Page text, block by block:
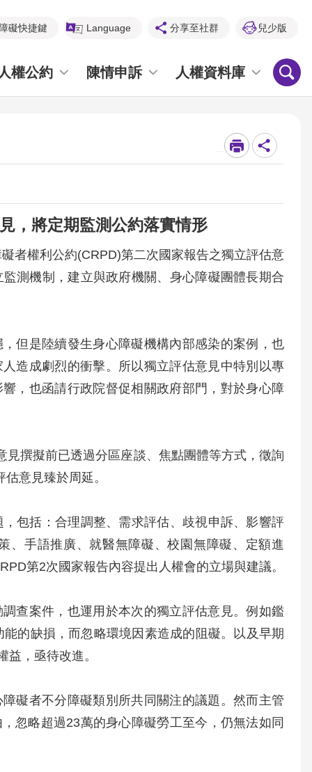
礙快捷鍵 Language 分享至社群 兒少版
權公約 陳情申訴 人權資料庫
，將定期監測公約落實情形
者權利公約(CRPD)第二次國家報告之獨立評估意
測機制，建立與政府機關、身心障礙團體長期合
但是陸續發生身心障礙機構內部感染的案例，也
造成劇烈的衝擊。所以獨立評估意見中特別以專
，也函請行政院督促相關政府部門，對於身心障
撰擬前已透過分區座談、焦點團體等方式，徵詢
意見臻於周延。
包括：合理調整、需求評估、歧視申訴、影響評
、手語推廣、就醫無障礙、校園無障礙、定額進
第2次國家報告內容提出人權會的立場與建議。
查案件，也運用於本次的獨立評估意見。例如鑑
的缺損，而忽略環境因素造成的阻礙。以及早期
，亟待改進。
礙者不分障礙類別所共同關注的議題。然而主管
忽略超過23萬的身心障礙勞工至今，仍無法如同